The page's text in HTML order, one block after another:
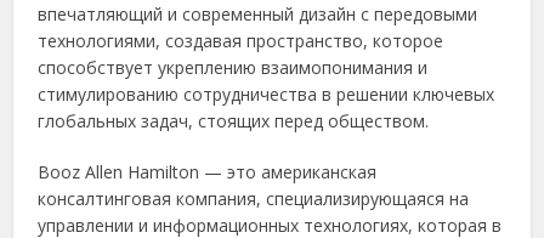
впечатляющий и современный дизайн с передовыми
технологиями, создавая пространство, которое
способствует укреплению взаимопонимания и
стимулированию сотрудничества в решении ключевых
глобальных задач, стоящих перед обществом.
Booz Allen Hamilton — это американская
консалтинговая компания, специализирующаяся на
управлении и информационных технологиях, которая в